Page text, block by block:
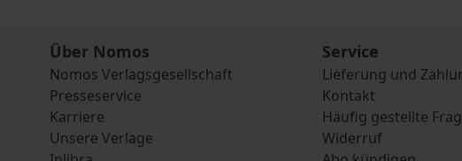
Über Nomos
Nomos Verlagsgesellschaft
Presseservice
Karriere
Unsere Verlage
Service
Lieferung und
Kontakt
Häufig gestellte
Widerruf